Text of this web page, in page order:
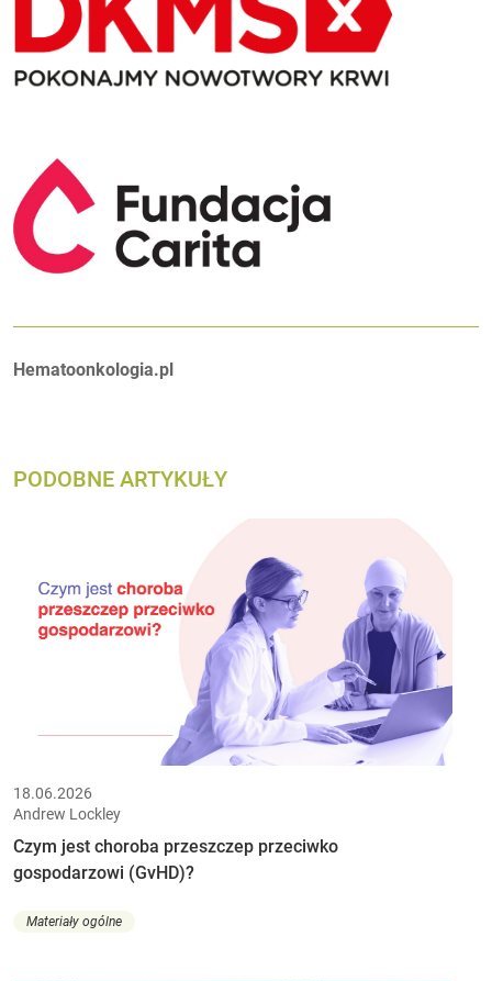
Autorzy:
Hematoonkologia.pl
PODOBNE ARTYKUŁY
18.06.2026
Andrew Lockley
Czym jest choroba przeszczep przeciwko
gospodarzowi (GvHD)?
Materiały ogólne